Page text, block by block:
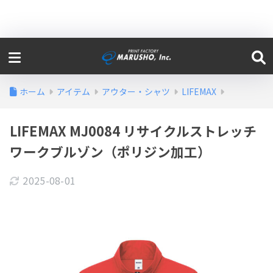
ホーム アイテム アウター・シャツ LIFEMAX
LIFEMAX MJ0084 リサイクルストレッチ
ワークブルゾン（ポリジン加工）
2025-08-01